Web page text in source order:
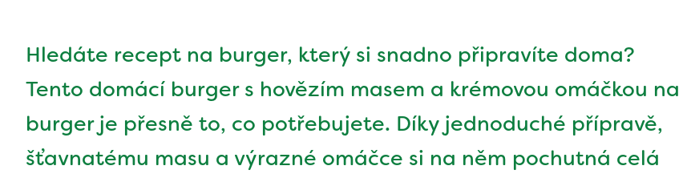
Hledáte recept na burger, který si snadno připravíte doma?
Tento domácí burger s hovězím masem a krémovou omáčkou na
burger je přesně to, co potřebujete. Díky jednoduché přípravě,
šťavnatému masu a výrazné omáčce si na něm pochutná celá